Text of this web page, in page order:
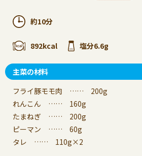
約10分
892kcal 塩分6.6g
主菜の材料
フライ豚モモ肉 …… 200g
れんこん …… 160g
たまねぎ …… 200g
ピーマン …… 60g
タレ …… 110g×2